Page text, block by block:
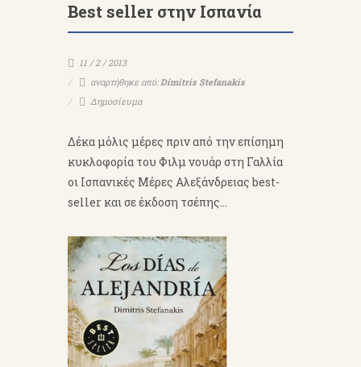
Best seller στην Ισπανία
11 / 2 / 2013
αναρτήθηκε από:Dimitris Stefanakis
Δημοσίευμα
Δέκα μόλις μέρες πριν από την επίσημη
κυκλοφορία του Φιλμ νουάρ στη Γαλλία
οι Ισπανικές Μέρες Αλεξάνδρειας best-
seller και σε έκδοση τσέπης...